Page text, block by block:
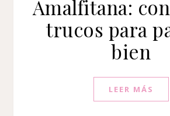
Amalfitana:
trucos para
bien
LEER MÁS